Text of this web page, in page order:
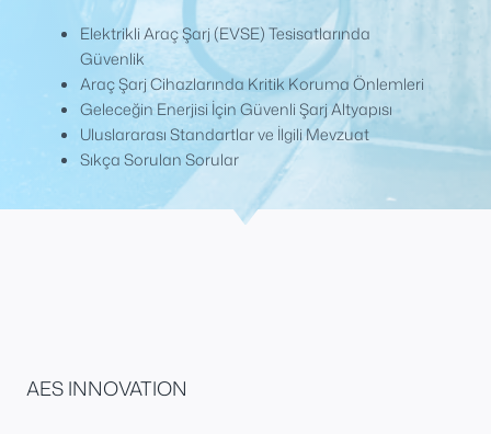
Elektrikli Araç Şarj (EVSE) Tesisatlarında
Güvenlik
Araç Şarj Cihazlarında Kritik Koruma Önlemleri
Geleceğin Enerjisi İçin Güvenli Şarj Altyapısı
Uluslararası Standartlar ve İlgili Mevzuat
Sıkça Sorulan Sorular
AES INNOVATION